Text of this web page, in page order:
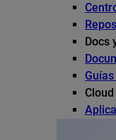
Docs